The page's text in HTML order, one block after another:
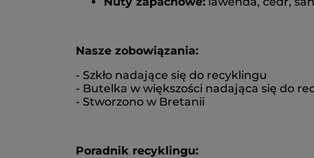
Nasze zobowiązania:
- Szkło nadające się do recyklingu
- Butelka w większości nadająca się do
- Stworzono w Bretanii
Poradnik recyklingu: